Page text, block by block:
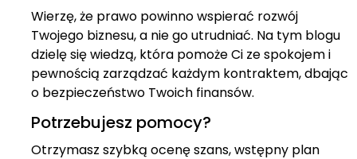
Wierzę, że prawo powinno wspierać rozwój
Twojego biznesu, a nie go utrudniać. Na tym blogu
dzielę się wiedzą, która pomoże Ci ze spokojem i
pewnością zarządzać każdym kontraktem, dbając
o bezpieczeństwo Twoich finansów.
Potrzebujesz pomocy?
Otrzymasz szybką ocenę szans, wstępny plan